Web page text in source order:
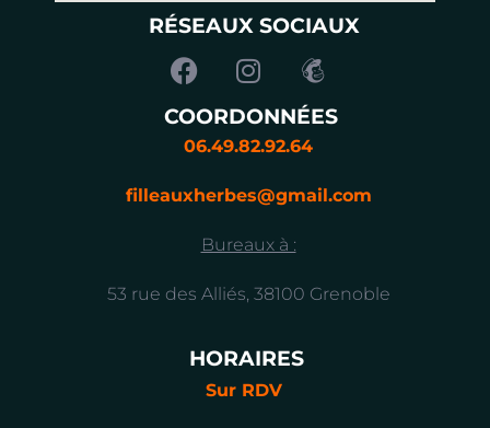
COORDONNÉES
06.49.82.92.64
filleauxherbes@gmail.com
Bureaux à :
53 rue des Alliés, 38100 Grenoble
HORAIRES
Sur RDV
RÉSEAUX SOCIAUX